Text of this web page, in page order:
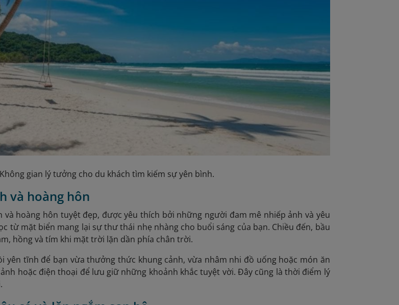
Không gian lý tưởng cho du khách tìm kiếm sự yên bình.
và hoàng hôn
và hoàng hôn tuyệt đẹp, được yêu thích bởi những người đam mê nhiếp ảnh và yêu
từ mặt biển mang lại sự thư thái nhẹ nhàng cho buổi sáng của bạn. Chiều đến, bầu
hồng và tím khi mặt trời lặn dần phía chân trời.
yên tĩnh để bạn vừa thưởng thức khung cảnh, vừa nhâm nhi đồ uống hoặc món ăn
hoặc điện thoại để lưu giữ những khoảnh khắc tuyệt vời. Đây cũng là thời điểm lý